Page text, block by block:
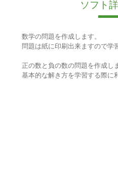
ソフト
数学の問題を作成します。
問題は紙に印刷出来ますので学
正の数と負の数の問題を作成し
基本的な解き方を学習する際に